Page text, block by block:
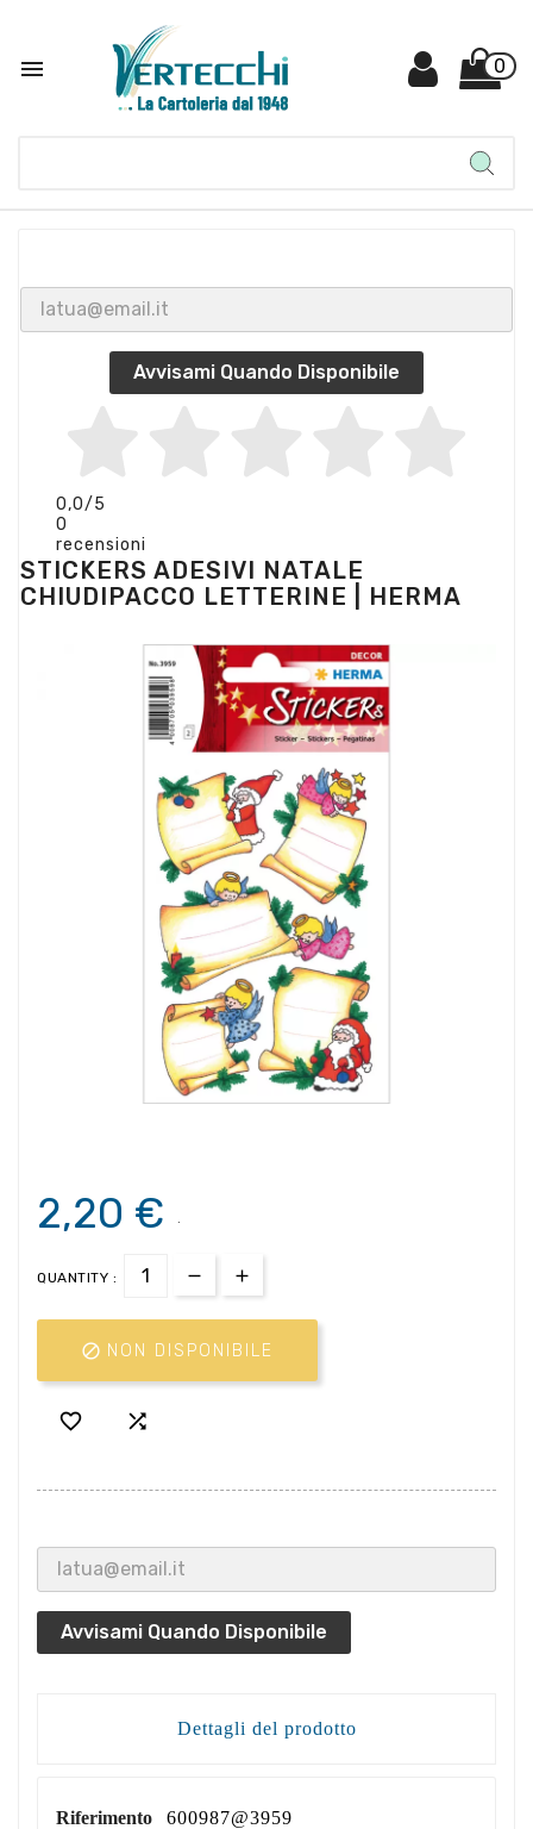
 0
Avvisami Quando Disponibile
0,0/5
0
recensioni
STICKERS ADESIVI NATALE
CHIUDIPACCO LETTERINE | HERMA
2,20 € .
QUANTITY :
 NON DISPONIBILE
 
Avvisami Quando Disponibile
Dettagli del prodotto
Riferimento
600987@3959